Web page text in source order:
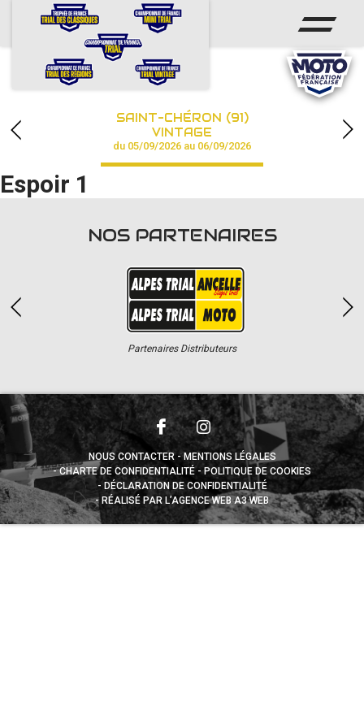
ACCUEIL
CALENDRIER
CHAMPIONNAT
RÉSULTATS
PHOTOS / VIDÉOS
PARTENAIRES
SAINT-CHÉRON (91)
VINTAGE
du 05/09/2026 au 06/09/2026
Espoir 1
NOS PARTENAIRES
Partenaires Distributeurs
NOUS CONTACTER
MENTIONS LÉGALES
CHARTE DE CONFIDENTIALITÉ
POLITIQUE DE COOKIES
DÉCLARATION DE CONFIDENTIALITÉ
RÉALISÉ PAR L’AGENCE WEB A3 WEB